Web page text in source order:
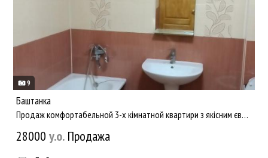
9
Баштанка
Продаж комфортабельной 3-х кімнатной квартири з якісним євроремонтом. Зручне планування квартири. Встановлене ...
28000 y.о. Продажа